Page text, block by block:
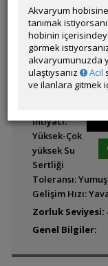
Amerika
Uzunluk: 6-
12cm
Genişlik: 6-
12cm
Sıcaklık:15-
İhtiyacı:
Yüksek-Çok
yüksek Su
Sertliği
Toleransı:
Gelişim Hızı:
Zorluk Seviyesi:
Genel Bilgiler:
Akvaryum
tanımak
hobinin
görmek
akvaryumunuzda
ulaştıysanız
Acil
ve ilanlara gitmek